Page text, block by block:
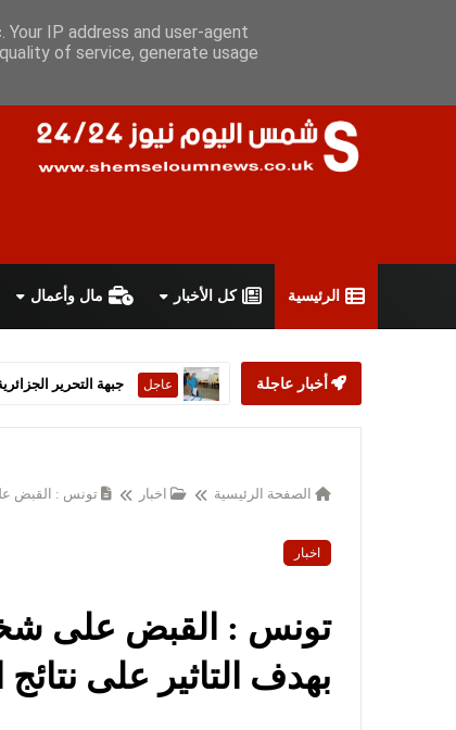
سياسة الخصوصية اتفاقية الاستخدام
الرئيسية كل الأخبار مال وأعمال
أخبار عاجلة عاجل ستارمر يعلن
الصفحة الرئيسية اخبار تونس : القبض
اخبار
تونس : القبض على
بهدف التاثير على نتائج
IP address and user-agent
of service, generate usage